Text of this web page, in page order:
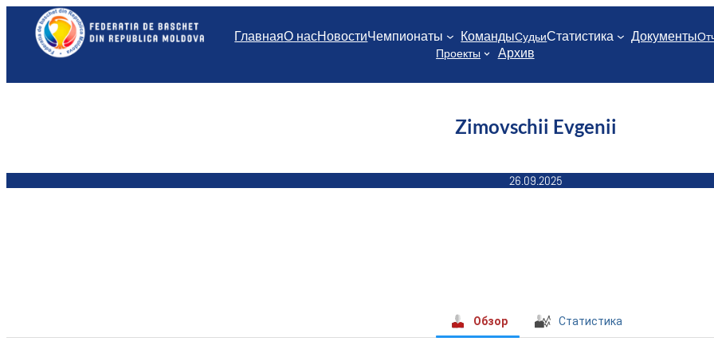
Перейти
содержимому
ГлавнаяО насНовостиЧемпионаты КомандыСудьиСтатистика Документы
Проекты
Архив
Zimovschii Evgenii
26.09.2025
Обзор Статистика